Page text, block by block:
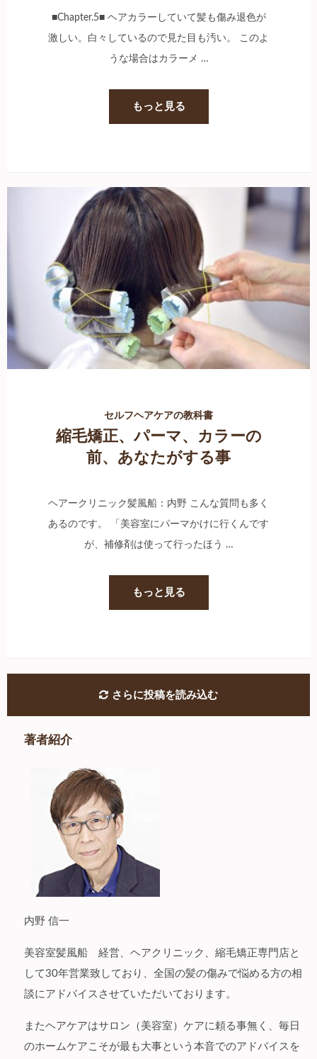
■Chapter.5■ ヘアカラーしていて髪も傷み退色が
激しい。白々しているので見た目も汚い。 このよ
うな場合はカラーメ …
もっと見る
セルフヘアケアの教科書
縮毛矯正、パーマ、カラーの
前、あなたがする事
ヘアークリニック髪風船：内野 こんな質問も多く
あるのです。 「美容室にパーマかけに行くんです
が、補修剤は使って行ったほう …
もっと見る
さらに投稿を読み込む
著者紹介
内野 信一
美容室髪風船 経営、ヘアクリニック、縮毛矯正専門店と
して30年営業致しており、全国の髪の傷みで悩める方の相
談にアドバイスさせていただいております。
またヘアケアはサロン（美容室）ケアに頼る事無く、毎日
のホームケアこそが最も大事という本音でのアドバイスを